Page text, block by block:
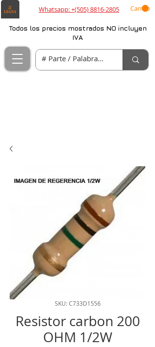
Whatsapp: +(505) 8816-2805 Carrito
Todos los precios mostrados NO incluyen
IVA
SKU: C733D1556
Resistor carbon 200
OHM 1/2W